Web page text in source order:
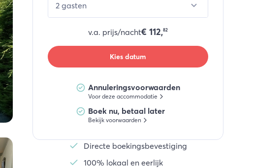
2 gasten
v.a. prijs/nacht€ 112,82
Kies datum
Annuleringsvoorwaarden
Voor deze accommodatie
Boek nu, betaal later
Bekijk voorwaarden
Directe boekingsbevestiging
100% lokaal en eerlijk